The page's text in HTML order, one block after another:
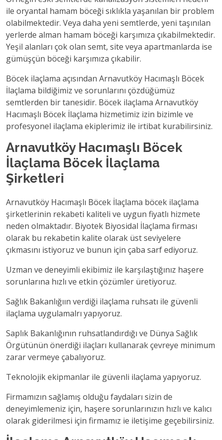
ile oryantal hamam böceği sıklıkla yaşanılan bir problem
olabilmektedir. Veya daha yeni semtlerde, yeni taşınılan
yerlerde alman hamam böceği karşımıza çıkabilmektedir.
Yeşil alanları çok olan semt, site veya apartmanlarda ise
gümüşçün böceği karşımıza çıkabilir.
Böcek ilaçlama açısından Arnavutköy Hacımaşlı Böcek
İlaçlama bildiğimiz ve sorunlarını çözdüğümüz
semtlerden bir tanesidir. Böcek ilaçlama Arnavutköy
Hacımaşlı Böcek İlaçlama hizmetimiz izin bizimle ve
profesyonel ilaçlama ekiplerimiz ile irtibat kurabilirsiniz.
Arnavutköy Hacımaşlı Böcek
İlaçlama Böcek İlaçlama
Şirketleri
Arnavutköy Hacımaşlı Böcek İlaçlama böcek ilaçlama
şirketlerinin rekabeti kaliteli ve uygun fiyatlı hizmete
neden olmaktadır. Biyotek Biyosidal İlaçlama firması
olarak bu rekabetin kalite olarak üst seviyelere
çıkmasını istiyoruz ve bunun için çaba sarf ediyoruz.
Uzman ve deneyimli ekibimiz ile karşılaştığınız haşere
sorunlarına hızlı ve etkin çözümler üretiyoruz.
Sağlık Bakanlığıın verdiği ilaçlama ruhsatı ile güvenli
ilaçlama uygulamalrı yapıyoruz.
Saplık Bakanlığının ruhsatlandırdığı ve Dünya Sağlık
Örgütünün önerdiği ilaçları kullanarak çevreye minimum
zarar vermeye çabalıyoruz.
Teknolojik ekipmanlar ile güvenli ilaçlama yapıyoruz.
Firmamızın sağlamış olduğu faydaları sizin de
deneyimlemeniz için, haşere sorunlarınızın hızlı ve kalıcı
olarak giderilmesi için firmamız ie iletişime geçebilirsiniz.